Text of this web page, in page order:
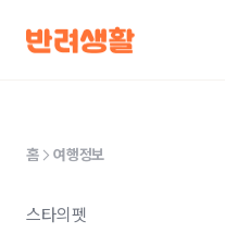
홈 여행정보
스타의펫